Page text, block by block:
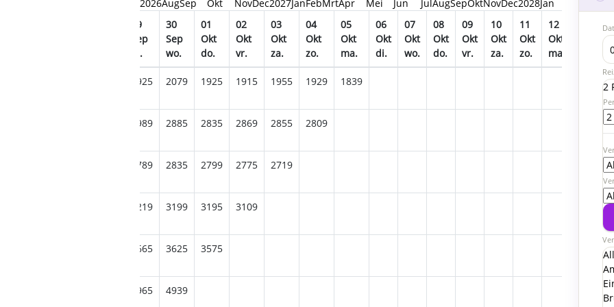
2
2026AugSep
Okt
NovDec2027JanFebMrtApr
Mei
Jun
JulAugSepOktNovDec2028Jan
29
Sep
di.
30
Sep
wo.
01
Okt
do.
02
Okt
vr.
03
Okt
za.
04
Okt
zo.
05
Okt
ma.
06
Okt
di.
07
Okt
wo.
08
Okt
do.
09
Okt
vr.
10
Okt
za.
11
Okt
zo.
12
Okt
ma.
1925 2079 1925 1915 1955 1929 1839
2989 2885 2835 2869 2855 2809
2789 2835 2799 2775 2719
3219 3199 3195 3109
3665 3625 3575
4965 4939